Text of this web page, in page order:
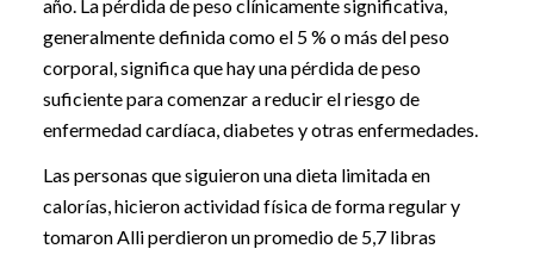
año. La pérdida de peso clínicamente significativa,
generalmente definida como el 5 % o más del peso
corporal, significa que hay una pérdida de peso
suficiente para comenzar a reducir el riesgo de
enfermedad cardíaca, diabetes y otras enfermedades.
Las personas que siguieron una dieta limitada en
calorías, hicieron actividad física de forma regular y
tomaron Alli perdieron un promedio de 5,7 libras